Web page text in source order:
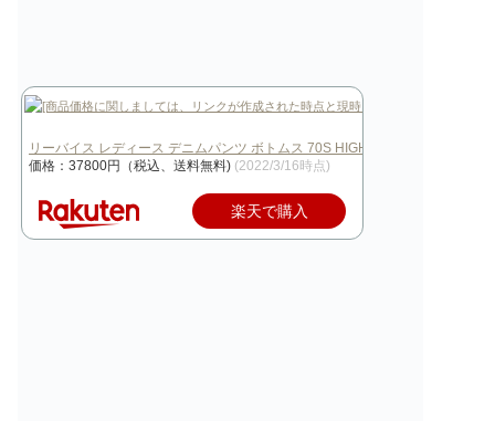
リーバイス レディース デニムパンツ ボトムス 70S HIGH FLARE -…
価格：37800円（税込、送料無料) (2022/3/16時点)
楽天で購入